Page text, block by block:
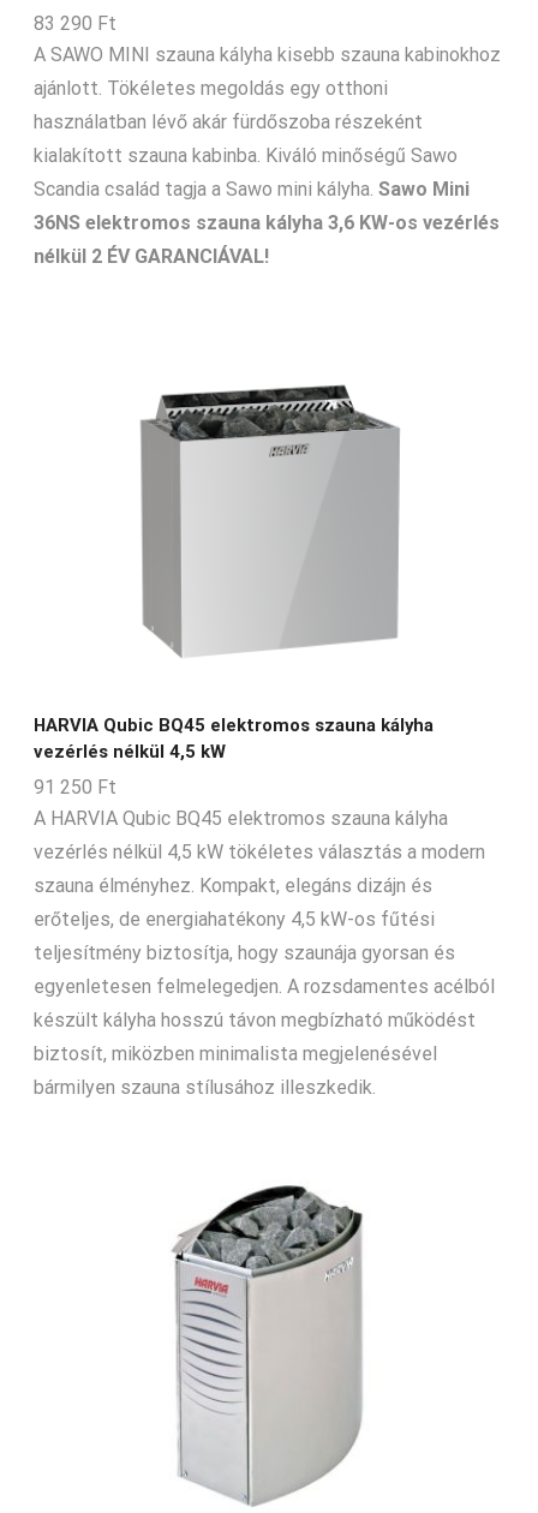
83 290 Ft
A SAWO MINI szauna kályha kisebb szauna kabinokhoz
ajánlott. Tökéletes megoldás egy otthoni
használatban lévő akár fürdőszoba részeként
kialakított szauna kabinba. Kiváló minőségű Sawo
Scandia család tagja a Sawo mini kályha. Sawo Mini
36NS elektromos szauna kályha 3,6 KW-os vezérlés
nélkül 2 ÉV GARANCIÁVAL!
HARVIA Qubic BQ45 elektromos szauna kályha
vezérlés nélkül 4,5 kW
91 250 Ft
A HARVIA Qubic BQ45 elektromos szauna kályha
vezérlés nélkül 4,5 kW tökéletes választás a modern
szauna élményhez. Kompakt, elegáns dizájn és
erőteljes, de energiahatékony 4,5 kW-os fűtési
teljesítmény biztosítja, hogy szaunája gyorsan és
egyenletesen felmelegedjen. A rozsdamentes acélból
készült kályha hosszú távon megbízható működést
biztosít, miközben minimalista megjelenésével
bármilyen szauna stílusához illeszkedik.